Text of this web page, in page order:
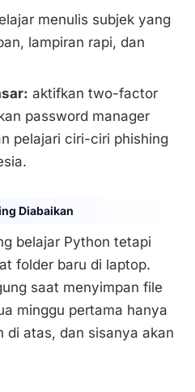
menulis subjek yang
lampiran rapi, dan
aktifkan two-factor
password manager
pelajari ciri-ciri phishing
Diabaikan
belajar Python tetapi
folder baru di laptop.
saat menyimpan file
minggu pertama hanya
di atas, dan sisanya akan